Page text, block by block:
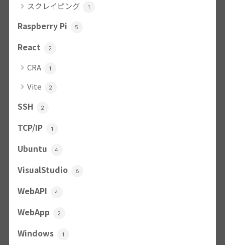
スクレイピング 1
Raspberry Pi 5
React 2
CRA 1
Vite 2
SSH 2
TCP/IP 1
Ubuntu 4
VisualStudio 6
WebAPI 4
WebApp 2
Windows 1